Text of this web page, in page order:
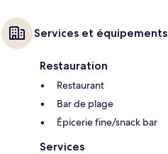
Services et équipements
Restauration
Restaurant
Bar de plage
Épicerie fine/snack bar
Services